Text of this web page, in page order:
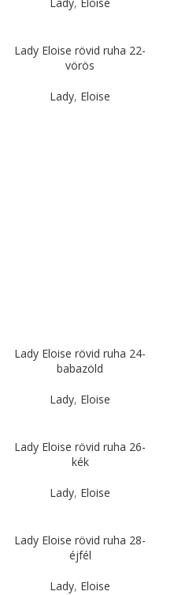
Lady, Eloise
Lady Eloise rövid ruha 22-
vörös
Lady, Eloise
Lady Eloise rövid ruha 24-
babazöld
Lady, Eloise
Lady Eloise rövid ruha 26-
kék
Lady, Eloise
Lady Eloise rövid ruha 28-
éjfél
Lady, Eloise